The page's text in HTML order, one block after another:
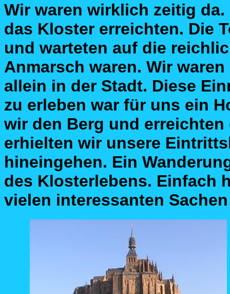
Wir waren wirklich zeitig da.
das Kloster erreichten. Die
und warteten auf die
Anmarsch waren. Wir
allein in der Stadt. Diese
zu erleben war für uns ein
wir den Berg und
erhielten wir unsere
hineingehen. Ein
des Klosterlebens. Einfach
vielen interessanten